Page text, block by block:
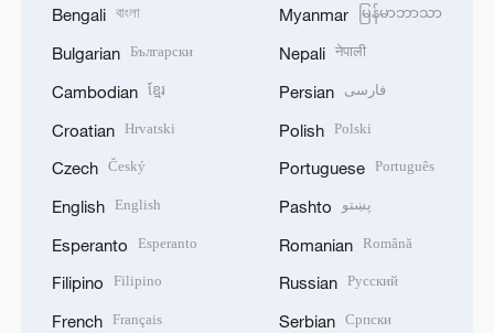
Bengali বাংলা
Bulgarian Български
Cambodian ខ្មែរ
Croatian Hrvatski
Czech Český
English English
Esperanto Esperanto
Filipino Filipino
French Français
Myanmar မြန်မာဘာသာ
Nepali नेपाली
Persian فارسی
Polish Polski
Portuguese Português
Pashto پښتو
Romanian Română
Russian Русский
Serbian Српски